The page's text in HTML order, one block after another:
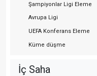
Şampiyonlar Ligi Eleme
Avrupa Ligi
UEFA Konferans Eleme
Küme düşme
İç Saha